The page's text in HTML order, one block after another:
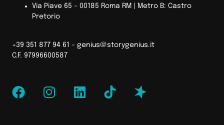
Via Piave 65 – 00185 Roma RM | Metro B: Castro
Pretorio
+39 351 877 94 61 – genius@storygenius.it
C.F. 97996600587